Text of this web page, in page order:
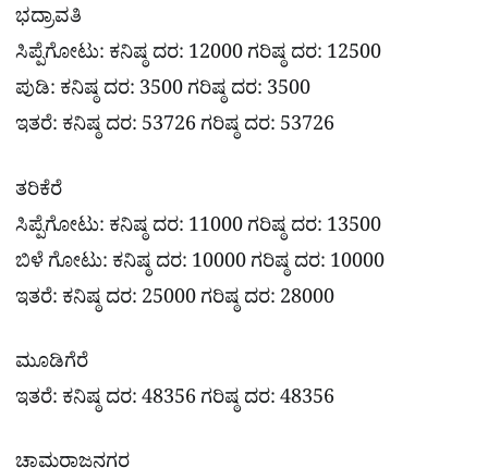
ಭದ್ರಾವತಿ
ಸಿಪ್ಪೆಗೋಟು: ಕನಿಷ್ಠ ದರ: 12000 ಗರಿಷ್ಠ ದರ: 12500
ಪುಡಿ: ಕನಿಷ್ಠ ದರ: 3500 ಗರಿಷ್ಠ ದರ: 3500
ಇತರೆ: ಕನಿಷ್ಠ ದರ: 53726 ಗರಿಷ್ಠ ದರ: 53726
ತರಿಕೆರೆ
ಸಿಪ್ಪೆಗೋಟು: ಕನಿಷ್ಠ ದರ: 11000 ಗರಿಷ್ಠ ದರ: 13500
ಬಿಳೆ ಗೋಟು: ಕನಿಷ್ಠ ದರ: 10000 ಗರಿಷ್ಠ ದರ: 10000
ಇತರೆ: ಕನಿಷ್ಠ ದರ: 25000 ಗರಿಷ್ಠ ದರ: 28000
ಮೂಡಿಗೆರೆ
ಇತರೆ: ಕನಿಷ್ಠ ದರ: 48356 ಗರಿಷ್ಠ ದರ: 48356